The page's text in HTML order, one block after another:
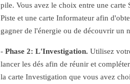
pile. Vous avez le choix entre une carte
Piste et une carte Informateur afin
gagner de l'énergie ou de découvrir un
- Phase 2: L'Investigation. Utilisez
lancer les dés afin de réunir et
la carte Investigation que vous avez